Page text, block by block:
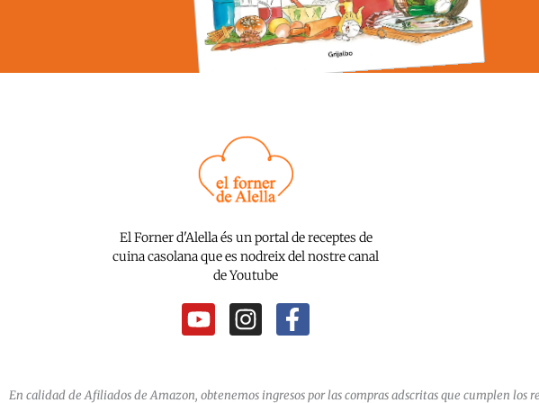
El Forner d'Alella és un portal de receptes de
cuina casolana que es nodreix del nostre canal
de Youtube
Y
o
I
n
F
a
En calidad de Afiliados de Amazon, obtenemos ingresos por las compras adscritas que cumplen los